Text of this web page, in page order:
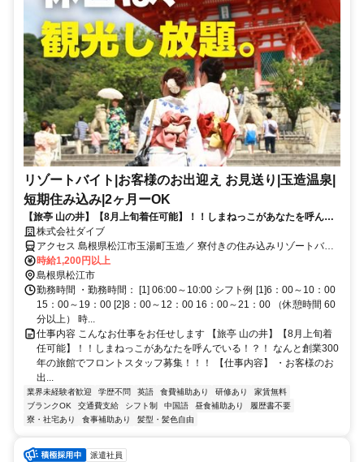
リゾートバイト|お客様のお出迎え お見送り|玉造温泉|
短期住み込み|2ヶ月ーOK
【旅亭 山の井】【8月上旬着任可能】！！しまねっこがあなたを呼んで
いる！？！ なんと創業300年の旅館でフロントスタッフ募集！！！
株式会社ダイブ
アクセス 島根県松江市玉湯町玉造／ 寮付きの住み込みリゾートバイ
ト／生活費が抑えられるのでお金が貯まる／休日は観光し放題／急募
／面接なし
時給1,200円以上
島根県松江市
勤務時間 ・勤務時間： [1] 06:00～10:00 シフト例 [1]6：00～10：00
15：00～19：00 [2]8：00～12：00 16：00～21：00 （休憩時間 60
分以上） 時...
仕事内容 こんなお仕事をお任せします 【旅亭 山の井】【8月上旬着
任可能】！！しまねっこがあなたを呼んでいる！？！ なんと創業300
年の旅館でフロントスタッフ募集！！！ 【仕事内容】 ・お客様のお
出...
業界未経験者歓迎 学歴不問 英語 食費補助あり 研修あり
家賃無料
ブランクOK
交通費支給 シフト制 中国語 昼食補助あり
履歴書不要
寮・社宅あり
食事補助あり 髪型・髪色自由
派遣社員